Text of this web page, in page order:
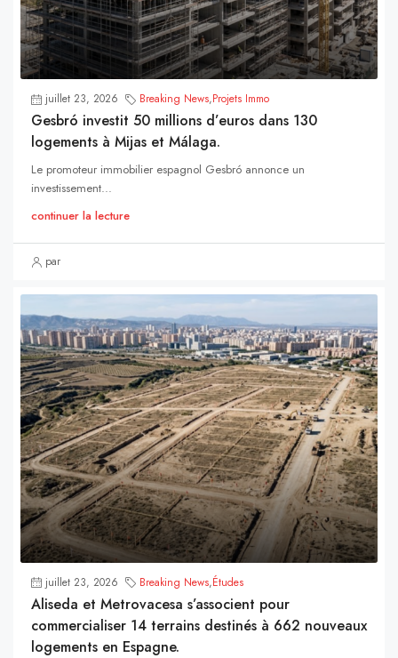
juillet 23, 2026 Breaking News,Projets Immo
Gesbró investit 50 millions d’euros dans 130
logements à Mijas et Málaga.
Le promoteur immobilier espagnol Gesbró annonce un
investissement...
continuer la lecture
par
juillet 23, 2026 Breaking News,Études
Aliseda et Metrovacesa s’associent pour
commercialiser 14 terrains destinés à 662 nouveaux
logements en Espagne.